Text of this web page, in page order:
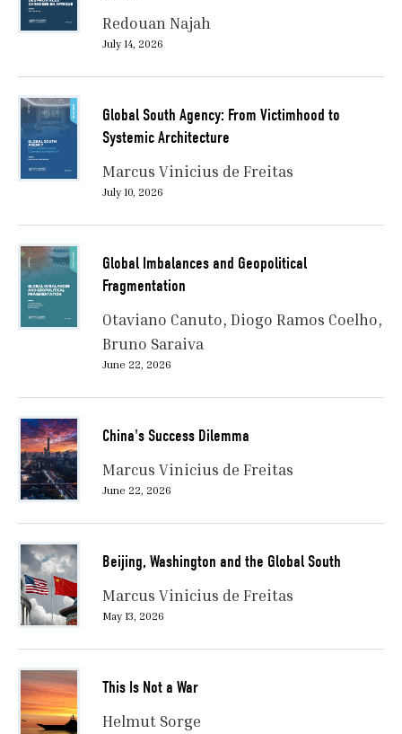
Redouan Najah
July 14, 2026
Global South Agency: From Victimhood to
Systemic Architecture
Marcus Vinicius de Freitas
July 10, 2026
Global Imbalances and Geopolitical
Fragmentation
Otaviano Canuto Diogo Ramos Coelho
Bruno Saraiva
June 22, 2026
China's Success Dilemma
Marcus Vinicius de Freitas
June 22, 2026
Beijing, Washington and the Global South
Marcus Vinicius de Freitas
May 13, 2026
This Is Not a War
Helmut Sorge